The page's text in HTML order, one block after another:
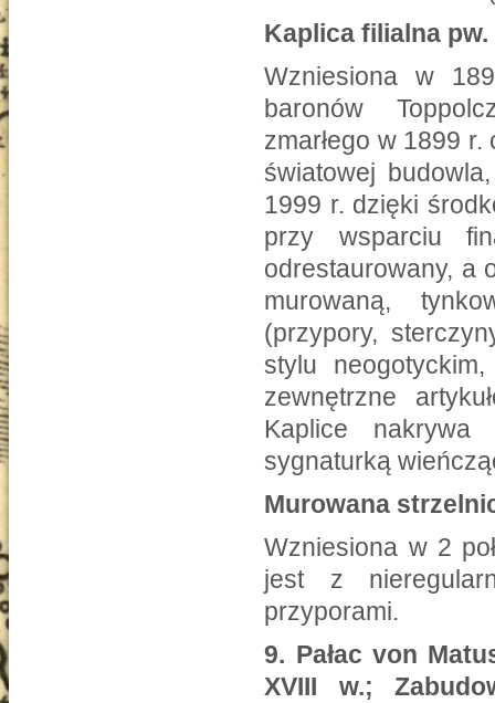
Kaplica filialna
Wzniesiona w
baronów
zmarłego w 1899
światowej
1999 r. dzięki
przy wsparciu
odrestaurowany, a
murowaną,
(przypory,
stylu
zewnętrzne
Kaplice nakrywa
sygnaturką
Murowana
Wzniesiona w 2
jest z
przyporami.
9. Pałac von
XVIII w.;